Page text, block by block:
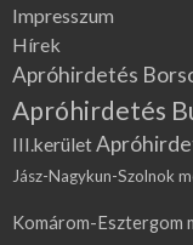
Impresszum
Hírek
Apróhirdetés
Apróhirdetés
III.kerület
Jász-Nagykun-Szolnok
Komárom-Esztergom